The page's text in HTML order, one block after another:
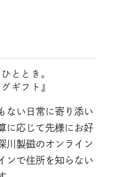
ととき。
ギフト』
ない日常に寄り添い
に応じて先様にお好
川製磁のオンライン
ンで住所を知らない